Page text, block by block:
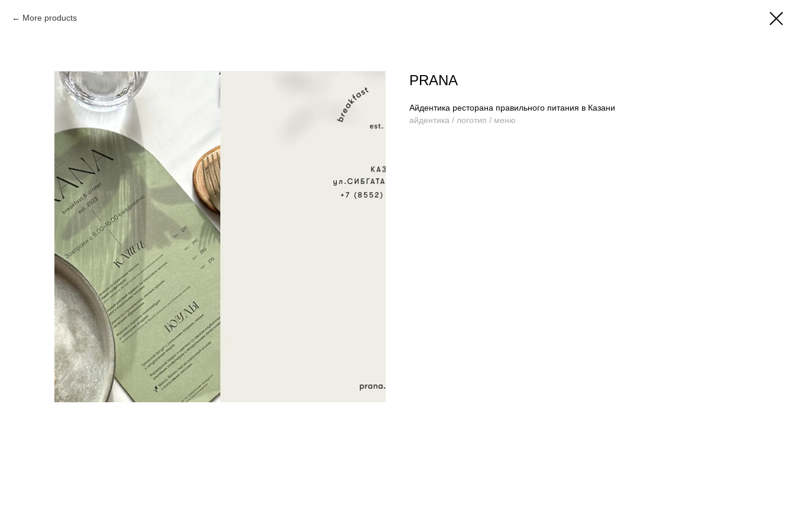
More products
PRANA
Айдентика ресторана правильного питания в Казани
айдентика / логотип / меню